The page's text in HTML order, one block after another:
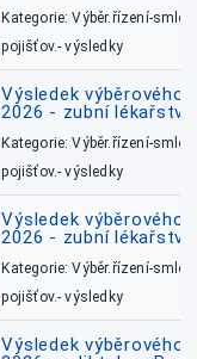
Kategorie: Výběr.řízení-
pojišťov.- výsledky
Výsledek výběrového
2026 - zubní
Kategorie: Výběr.řízení-
pojišťov.- výsledky
Výsledek výběrového
2026 - zubní
Kategorie: Výběr.řízení-
pojišťov.- výsledky
Výsledek výběrového